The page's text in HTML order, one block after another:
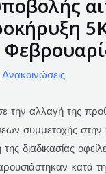
την αλλαγή της
συμμετοχής
διαδικασίας
κατά